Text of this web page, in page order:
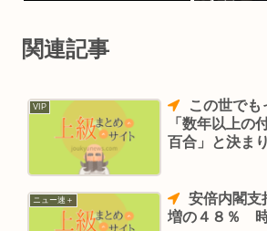
関連記事
VIP
「数年以上の
百合」と決ま
ニュー速＋
安倍内閣支持率、４ポイント
増の４８％